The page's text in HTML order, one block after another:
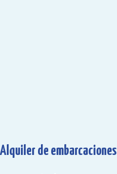
Alquiler de embarcaciones